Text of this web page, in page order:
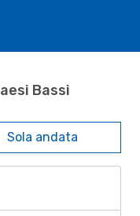
Bassi
Sola andata